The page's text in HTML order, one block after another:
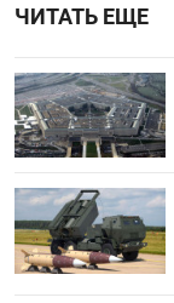
ЧИТАТЬ ЕЩЕ